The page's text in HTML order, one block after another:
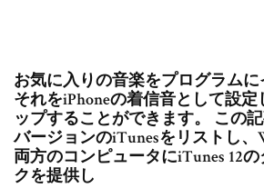
お気に入りの音楽をプログラムに
それをiPhoneの着信音として設定
ップすることができます。 この
バージョンのiTunesをリストし、
両方のコンピュータにiTunes 12
クを提供し